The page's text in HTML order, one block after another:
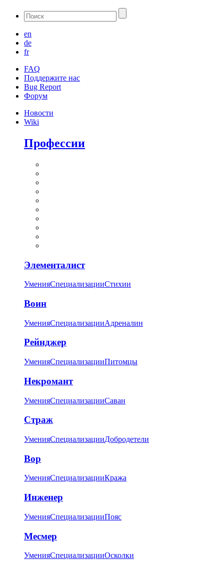
en
de
fr
FAQ
Поддержите нас
Bug Report
Форум
Новости
Wiki
Профессии
Элементалист
УменияСпециализацииСтихии
Воин
УменияСпециализацииАдреналин
Рейнджер
УменияСпециализацииПитомцы
Некромант
УменияСпециализацииСаван
Страж
УменияСпециализацииДобродетели
Вор
УменияСпециализацииКража
Инженер
УменияСпециализацииПояс
Месмер
УменияСпециализацииОсколки